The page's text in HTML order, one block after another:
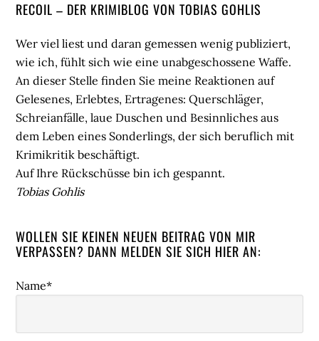
Seitenspalte
RECOIL – DER KRIMIBLOG VON TOBIAS GOHLIS
Wer viel liest und daran gemessen wenig publiziert,
wie ich, fühlt sich wie eine unabgeschossene Waffe.
An dieser Stelle finden Sie meine Reaktionen auf
Gelesenes, Erlebtes, Ertragenes: Querschläger,
Schreianfälle, laue Duschen und Besinnliches aus
dem Leben eines Sonderlings, der sich beruflich mit
Krimikritik beschäftigt.
Auf Ihre Rückschüsse bin ich gespannt.
Tobias Gohlis
WOLLEN SIE KEINEN NEUEN BEITRAG VON MIR
VERPASSEN? DANN MELDEN SIE SICH HIER AN:
Name*